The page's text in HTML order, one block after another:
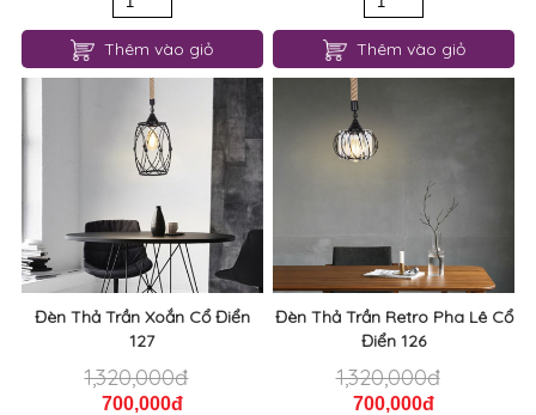
Thêm vào giỏ Thêm vào giỏ
Đèn Thả Trần Xoắn Cổ Điển
127
1,320,000đ
700,000đ
Đèn Thả Trần Retro Pha Lê Cổ
Điển 126
1,320,000đ
700,000đ